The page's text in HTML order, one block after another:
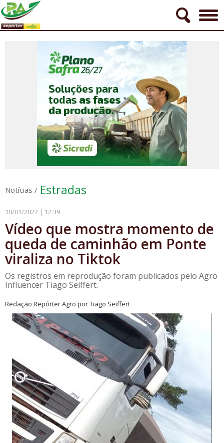
Notícias / Estradas
10/01/2022 | 12:39
Vídeo que mostra momento de
queda de caminhão em Ponte
viraliza no Tiktok
Os registros em reprodução foram publicados pelo Agro
Influencer Tiago Seiffert.
Redação Repórter Agro por Tiago Seiffert